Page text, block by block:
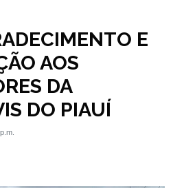
E
AOS
DA
DO PIAUÍ
no WhatsApp